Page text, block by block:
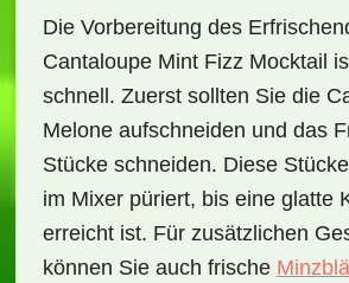
Die Vorbereitung des
Cantaloupe Mint Fizz Mocktail
schnell. Zuerst sollten Sie die
Melone aufschneiden und das
Stücke schneiden. Diese
im Mixer püriert, bis eine glatte
erreicht ist. Für zusätzlichen
können Sie auch frische